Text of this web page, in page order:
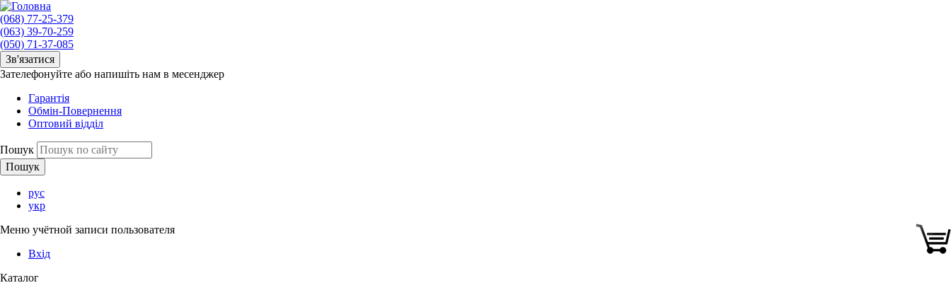
(068) 77-25-379
(063) 39-70-259
(050) 71-37-085
Зв'язатися
Зателефонуйте або напишіть нам в месенджер
Гарантія
Обмін-Повернення
Оптовий відділ
Пошук
рус
укр
Меню учётной записи пользователя
Вхід
Каталог